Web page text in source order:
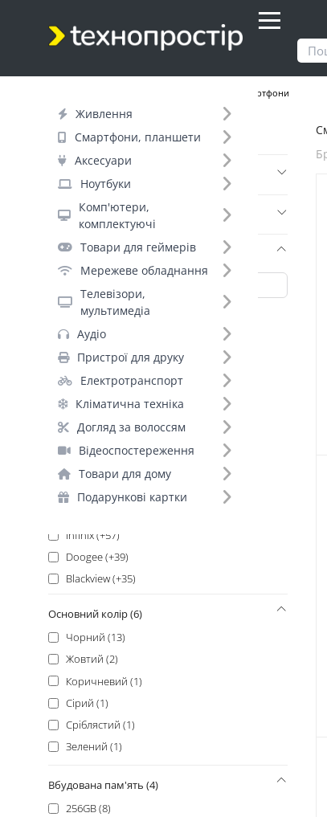
Живлення
Смартфони, планшети
Аксесуари
Ноутбуки
Комп'ютери,
комплектуючі
Товари для геймерів
Мережеве обладнання
Телевізори,
мультимедіа
Аудіо
Пристрої для друку
Електротранспорт
Кліматична техніка
Догляд за волоссям
Відеоспостереження
Товари для дому
Подарункові картки
Смартфони
Фільтр
Днів до відправки (2)
Бренд (35)
ZTE (19)
Samsung_ (+161)
OnePlus (+139)
Apple (+132)
Samsung (+126)
Oukitel (+122)
Xiaomi (+112)
Xiaomi_ (+111)
Google (+102)
Infinix (+57)
Doogee (+39)
Blackview (+35)
Oppo (+25)
POCO_ (+23)
Vivo (+21)
Honor (+20)
Realme (+17)
Tecno (+14)
Fossibot (+13)
Основний колір (6)
Чорний (13)
Жовтий (2)
Коричневий (1)
Сірий (1)
Сріблястий (1)
Зелений (1)
Вбудована пам'ять (4)
256GB (8)